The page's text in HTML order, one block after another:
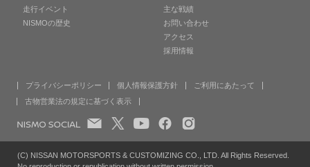
走行イベント
NISMOの歴史
主な戦績
お問い合わせ
アクセス
採用情報
プライバシーポリシー 個人情報保護方針
ご利用にあたって
古物営業法の規定に基づく表示
(C) NISSAN MOTORSPORTS & CUSTOMIZING CO., LTD. All Rights Reserved.